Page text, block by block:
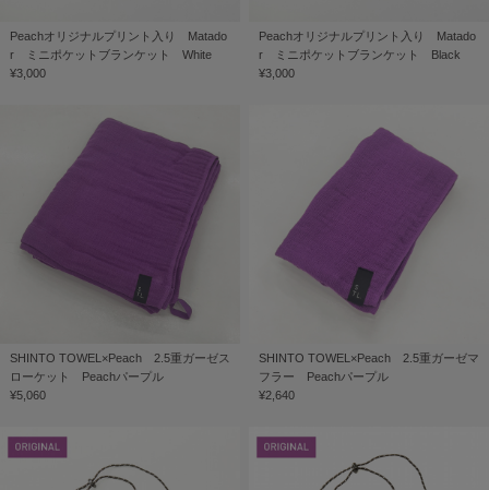
Peachオリジナルプリント入り Matado
r ミニポケットブランケット White
¥3,000
Peachオリジナルプリント入り Matado
r ミニポケットブランケット Black
¥3,000
SHINTO TOWEL×Peach 2.5重ガーゼス
ローケット Peachパープル
¥5,060
SHINTO TOWEL×Peach 2.5重ガーゼマ
フラー Peachパープル
¥2,640